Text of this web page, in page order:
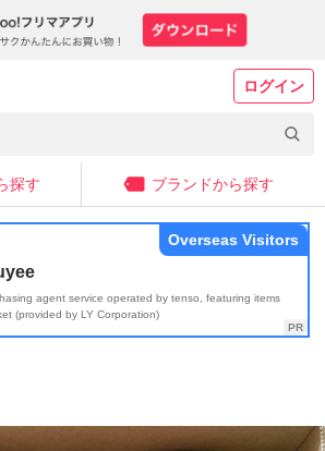
ログイン
探す ブランドから探す
agent service operated by tenso, featuring items
(provided by LY Corporation)
Overseas Visitors